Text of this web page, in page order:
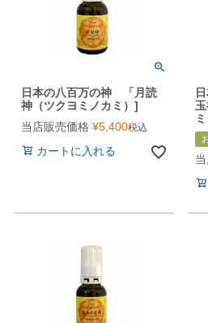
日本の八百万の神 「月読
神（ツクヨミノカミ）]
当店販売価格 ¥5,400税込
カートに入れる